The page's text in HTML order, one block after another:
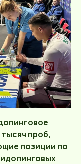
проб,
позиции по